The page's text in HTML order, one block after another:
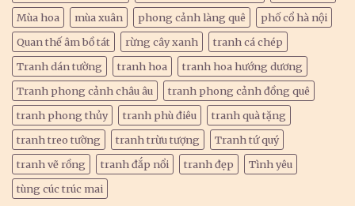
Mùa hoa
mùa xuân phong cảnh làng quê
phố cổ hà nội
Quan thế âm bồ tát
rừng cây xanh
tranh cá chép
Tranh dán tường
tranh hoa
tranh hoa hướng dương
Tranh phong cảnh châu âu
tranh phong cảnh đồng quê
tranh phong thủy
tranh phù điêu
tranh quà tặng
tranh treo tường
tranh trừu tượng
Tranh tứ quý
tranh vẽ rồng
tranh đắp nổi tranh đẹp
Tình yêu
tùng cúc trúc mai